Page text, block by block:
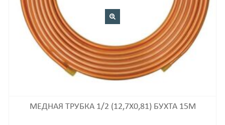
МЕДНАЯ ТРУБКА 1/2 (12,7Х0,81) БУХТА 15М